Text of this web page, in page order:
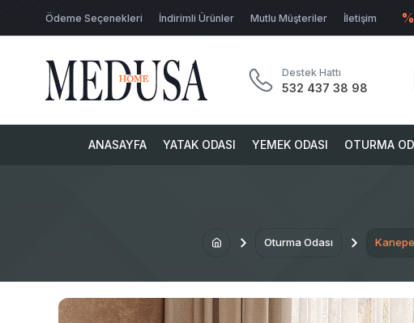
Ödeme Seçenekleri İndirimli Ürünler Mutlu Müşteriler İletişim
Destek Hattı
532 437 38 98
ANASAYFA YATAK ODASI YEMEK ODASI OTURMA
Oturma Odası